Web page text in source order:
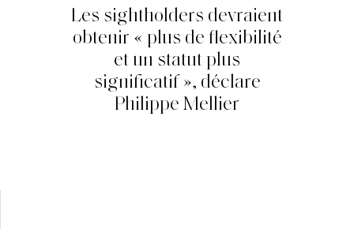
Les sightholders devraient
obtenir « plus de flexibilité
et un statut plus
significatif », déclare
Philippe Mellier